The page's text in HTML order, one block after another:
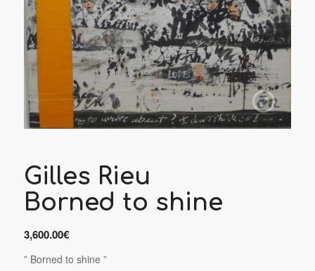
Gilles Rieu
Borned to shine
3,600.00€
” Borned to shine ”